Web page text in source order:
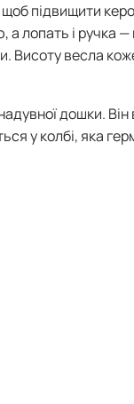
підвищити
лопать і ручка —
Висоту весла
дошки.
у колбі, яка